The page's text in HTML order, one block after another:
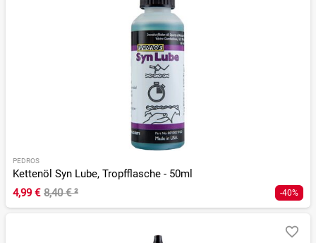
PEDROS
Kettenöl Syn Lube, Tropfflasche - 50ml
4,99 € 8,40 €² -40%